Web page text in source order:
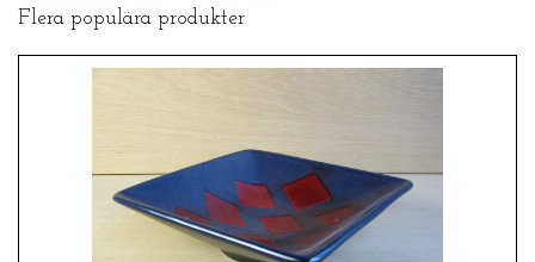
Flera populära produkter